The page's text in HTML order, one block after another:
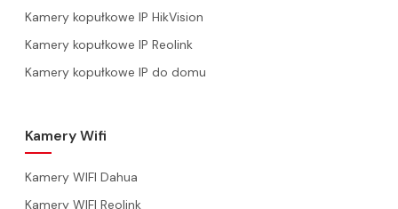
Kamery kopułkowe IP HikVision
Kamery kopułkowe IP Reolink
Kamery kopułkowe IP do domu
Kamery Wifi
Kamery WIFI Dahua
Kamery WIFI Reolink